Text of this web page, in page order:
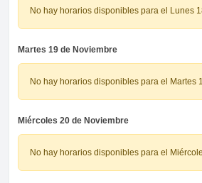
No hay horarios disponibles para el Lunes
Martes 19 de Noviembre
No hay horarios disponibles para el Martes
Miércoles 20 de Noviembre
No hay horarios disponibles para el